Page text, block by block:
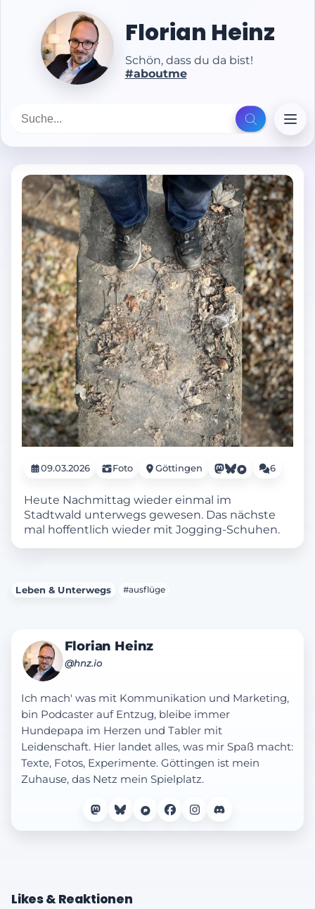
Florian Heinz
Schön, dass du da bist!
#aboutme
09.03.2026 Foto Göttingen 6
Heute Nachmittag wieder einmal im
Stadtwald unterwegs gewesen. Das nächste
mal hoffentlich wieder mit Jogging-Schuhen.
Leben & Unterwegs #ausflüge
Florian Heinz
@hnz.io
Ich mach' was mit Kommunikation und Marketing,
bin Podcaster auf Entzug, bleibe immer
Hundepapa im Herzen und Tabler mit
Leidenschaft. Hier landet alles, was mir Spaß macht:
Texte, Fotos, Experimente. Göttingen ist mein
Zuhause, das Netz mein Spielplatz.
Likes & Reaktionen